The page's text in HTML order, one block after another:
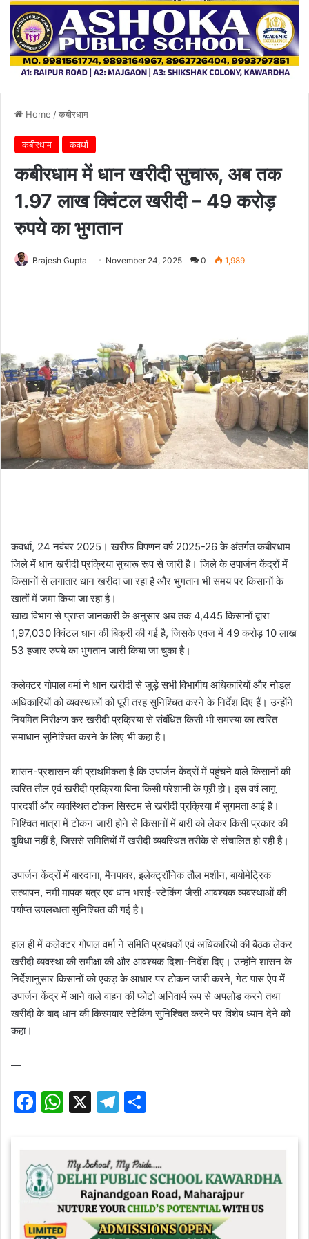
Home /कबीरधाम
कबीरधाम कवर्धा
कबीरधाम में धान खरीदी सुचारू, अब तक
1.97 लाख क्विंटल खरीदी – 49 करोड़
रुपये का भुगतान
Brajesh Gupta November 24, 2025 0 1,989
कवर्धा, 24 नवंबर 2025। खरीफ विपणन वर्ष 2025-26 के अंतर्गत कबीरधाम
जिले में धान खरीदी प्रक्रिया सुचारू रूप से जारी है। जिले के उपार्जन केंद्रों में
किसानों से लगातार धान खरीदा जा रहा है और भुगतान भी समय पर किसानों के
खातों में जमा किया जा रहा है।
खाद्य विभाग से प्राप्त जानकारी के अनुसार अब तक 4,445 किसानों द्वारा
1,97,030 क्विंटल धान की बिक्री की गई है, जिसके एवज में 49 करोड़ 10 लाख
53 हजार रुपये का भुगतान जारी किया जा चुका है।
कलेक्टर गोपाल वर्मा ने धान खरीदी से जुड़े सभी विभागीय अधिकारियों और नोडल
अधिकारियों को व्यवस्थाओं को पूरी तरह सुनिश्चित करने के निर्देश दिए हैं। उन्होंने
नियमित निरीक्षण कर खरीदी प्रक्रिया से संबंधित किसी भी समस्या का त्वरित
समाधान सुनिश्चित करने के लिए भी कहा है।
शासन-प्रशासन की प्राथमिकता है कि उपार्जन केंद्रों में पहुंचने वाले किसानों की
त्वरित तौल एवं खरीदी प्रक्रिया बिना किसी परेशानी के पूरी हो। इस वर्ष लागू
पारदर्शी और व्यवस्थित टोकन सिस्टम से खरीदी प्रक्रिया में सुगमता आई है।
निश्चित मात्रा में टोकन जारी होने से किसानों में बारी को लेकर किसी प्रकार की
दुविधा नहीं है, जिससे समितियों में खरीदी व्यवस्थित तरीके से संचालित हो रही है।
उपार्जन केंद्रों में बारदाना, मैनपावर, इलेक्ट्रॉनिक तौल मशीन, बायोमेट्रिक
सत्यापन, नमी मापक यंत्र एवं धान भराई-स्टेकिंग जैसी आवश्यक व्यवस्थाओं की
पर्याप्त उपलब्धता सुनिश्चित की गई है।
हाल ही में कलेक्टर गोपाल वर्मा ने समिति प्रबंधकों एवं अधिकारियों की बैठक लेकर
खरीदी व्यवस्था की समीक्षा की और आवश्यक दिशा-निर्देश दिए। उन्होंने शासन के
निर्देशानुसार किसानों को एकड़ के आधार पर टोकन जारी करने, गेट पास ऐप में
उपार्जन केंद्र में आने वाले वाहन की फोटो अनिवार्य रूप से अपलोड करने तथा
खरीदी के बाद धान की किस्मवार स्टेकिंग सुनिश्चित करने पर विशेष ध्यान देने को
कहा।
—
F
e
b
W
s
A
p
X
T
gr
a
m
e